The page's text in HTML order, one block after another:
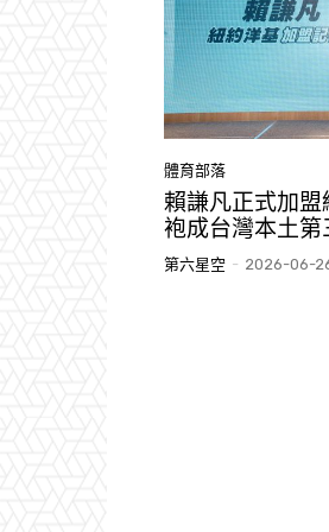
體育部落
賴謙凡正式加
袍成台灣本土第
第六星空 - 2026-06-